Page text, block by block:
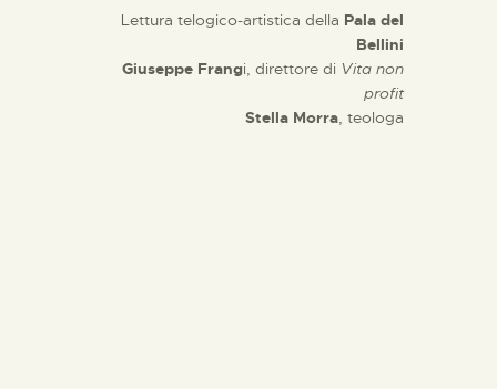
Lettura telogico-artistica della Pala del
Bellini
Giuseppe Frangi, direttore di Vita non
profit
Stella Morra, teologa